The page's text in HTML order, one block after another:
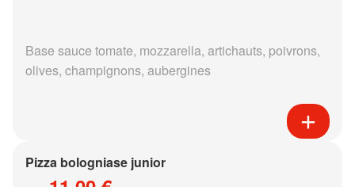
Base sauce tomate, mozzarella, artichauts, poivrons,
olives, champignons, aubergines
Pizza bologniase junior